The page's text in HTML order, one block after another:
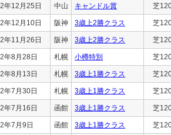
年12月25日 中山 キャンドル賞 芝
年12月10日 阪神 3歳上2勝クラス 芝
年11月26日 阪神 3歳上2勝クラス 芝
年8月28日 札幌 小樽特別 芝
年8月13日 札幌 3歳上1勝クラス 芝
年7月30日 札幌 3歳上1勝クラス 芝
年7月16日 函館 3歳上1勝クラス 芝
年7月9日 函館 3歳上1勝クラス 芝